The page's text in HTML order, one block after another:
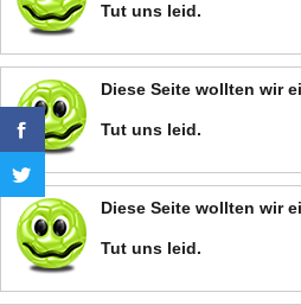
Tut uns leid.
Diese Seite wollten wir
Tut uns leid.
Diese Seite wollten wir
Tut uns leid.